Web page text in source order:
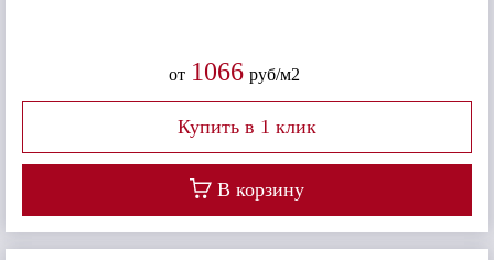
от 1066 руб/м2
В корзину